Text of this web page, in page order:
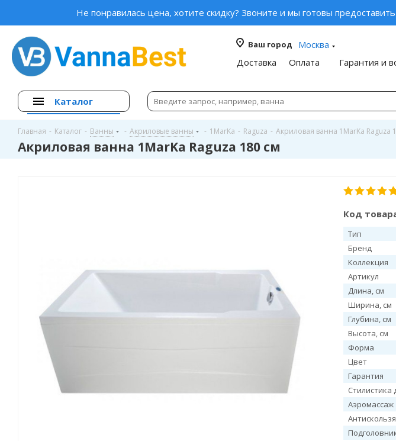
Не понравилась цена, хотите скидку? Звоните и мы готовы
Ваш город
Москва
Доставка
Оплата Гарантия и
Каталог
Главная - Каталог - Ванны - Акриловые ванны - 1MarKa - Raguza - Акриловая ванна 1MarKa Raguza
Акриловая ванна 1MarKa Raguza 180 см
Код
Тип
Бренд
Коллекция
Артикул
Длина, см
Ширина, см
Глубина, см
Высота, см
Форма
Цвет
Гарантия
Стилистика
Аэромассаж